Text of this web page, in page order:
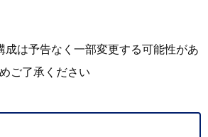
成は予告なく一部変更する可能性があ
ご了承ください